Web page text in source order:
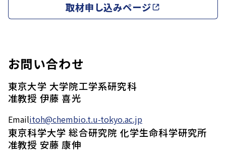
取材申し込みページ
お問い合わせ
東京大学 大学院工学系研究科
准教授 伊藤 喜光
Emailitoh@chembio.t.u-tokyo.ac.jp
東京科学大学 総合研究院 化学生命科学研究所
准教授 安藤 康伸